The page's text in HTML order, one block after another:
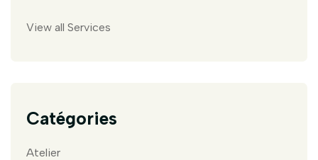
View all Services
Catégories
Atelier